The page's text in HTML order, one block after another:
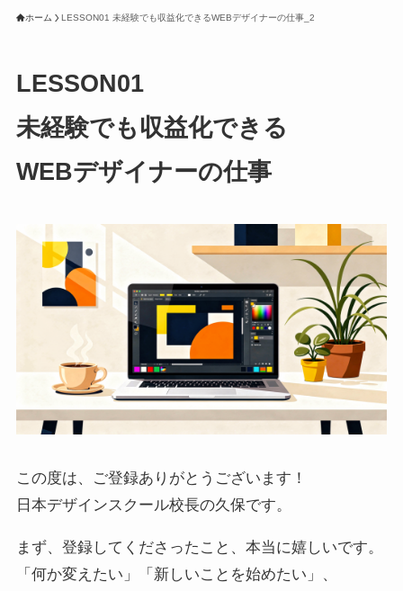
ホーム LESSON01 未経験でも収益化できるWEBデザイナーの仕事_2
LESSON01
未経験でも収益化できる
WEBデザイナーの仕事
この度は、ご登録ありがとうございます！
日本デザインスクール校長の久保です。
まず、登録してくださったこと、本当に嬉しいです。
「何か変えたい」「新しいことを始めたい」、